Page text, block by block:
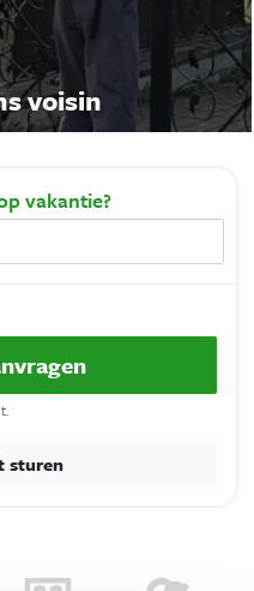
voisin
vakantie?
sturen